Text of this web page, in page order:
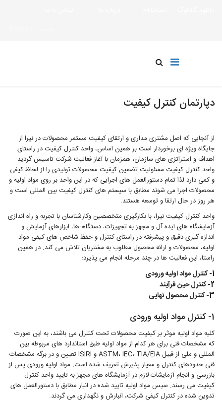
دپارتمان کنترل کیفیت
از آنجایی که اصل مشتری مداری و ارتقای کیفیت مستمر محصولات در نیرا از
جایگاه ویژه ای برخوردار است بر همین اساس، واحد کنترل کیفیت در راستای
اهداف و استراتژی های سازمان، همزمان با آغاز فعالیت شرکت تاسیس گردید.
واحد کنترل کیفیت مسئولیت تضمین کیفیت محصولات تولیدی را از لحاظ کیفی
و کمی دارد لذا تمام دستورالعمل های اجرایی که در این واحد بر روی مواد اولیه و
محصولات اجرا می شوند مطابق با سیستم های کنترل کیفیت بین المللی است و
هر روز در حال ارتقا و توسعه هستند.
واحد کنترل کیفیت نیرا، با بکارگیری متخصصین وکارشناسان با تجربه و راه اندازی
آزمایشگاه های ایده آل و مجهز به تجهیزات، دستگاه¬ها، ابزارهای آزمایش و
اندازه گیری دقیق و پیشرفته در راستای کنترل و حفظ شاخص های کیفی مواد
اولیه، محصولات و ارائه محصول مطلوب به مشتریان تلاش می کند. در همین
راستا، این فعالیت ها در چند مرحله انجام می پذیرد:
1- کنترل مواد اولیه ورودی
2- کنترل حین فرآیند
3- کنترل محصول نهایی
1- کنترل مواد اولیه ورودی
کلیه مواد اولیه موثر بر کیفیت محصولات تحت کنترل می باشند، به این صورت
که مشخصات فنی برای هر کدام از مواد اولیه طبق استاندارد های مربوطه بین
المللی و ملی از قبیل ASTM، IEC، TIA/EIA و ISIRI تعیین و در برگه مشخصات
فنی حدودهای کنترل و معیار پذیرش تعریف شده است. مواد اولیه ورودی پس از
بازرسی و انجام آزمایشات لازم در آزمایشگاه های مجهز به تایید واحد کنترل
کیفیت می رسند. سپس مواد اولیه تایید شده در انبار مطابق با دستورالعمل های
تدوین شده در کنترل کیفی شرکت، انبارش و نگهداری می گردند.